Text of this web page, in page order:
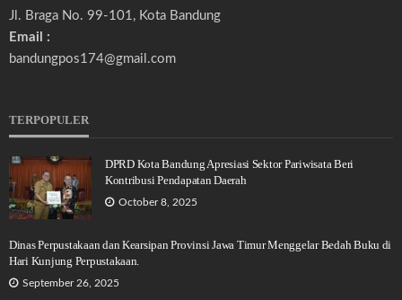
Jl. Braga No. 99-101, Kota Bandung
Email :
bandungpos174@gmail.com
TERPOPULER
DPRD Kota Bandung Apresiasi Sektor Pariwisata Beri
Kontribusi Pendapatan Daerah
October 8, 2025
Dinas Perpustakaan dan Kearsipan Provinsi Jawa Timur Menggelar Bedah Buku di
Hari Kunjung Perpustakaan.
September 26, 2025